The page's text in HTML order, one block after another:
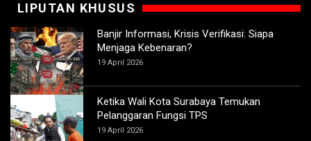
LIPUTAN KHUSUS
Banjir Informasi, Krisis Verifikasi: Siapa
Menjaga Kebenaran?
19 April 2026
Ketika Wali Kota Surabaya Temukan
Pelanggaran Fungsi TPS
19 April 2026